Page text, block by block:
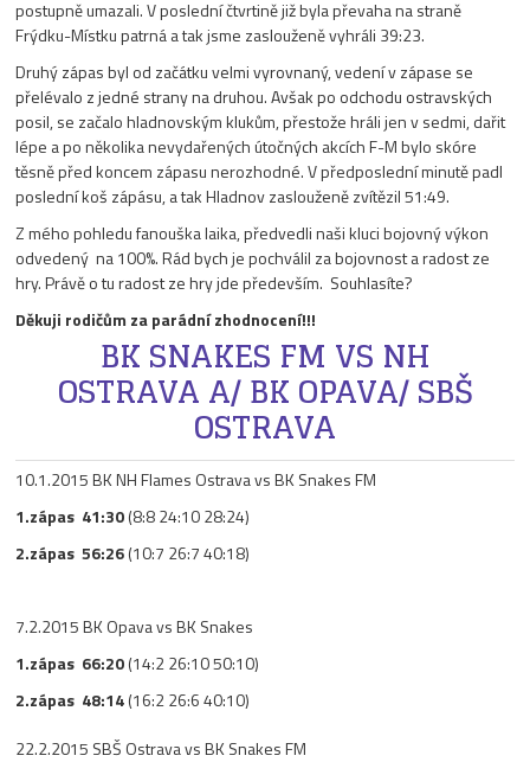
postupně umazali. V poslední čtvrtině již byla převaha na straně
Frýdku-Místku patrná a tak jsme zaslouženě vyhráli 39:23.
Druhý zápas byl od začátku velmi vyrovnaný, vedení v zápase se
přelévalo z jedné strany na druhou. Avšak po odchodu ostravských
posil, se začalo hladnovským klukům, přestože hráli jen v sedmi, dařit
lépe a po několika nevydařených útočných akcích F-M bylo skóre
těsně před koncem zápasu nerozhodné. V předposlední minutě padl
poslední koš zápásu, a tak Hladnov zaslouženě zvítězil 51:49.
Z mého pohledu fanouška laika, předvedli naši kluci bojovný výkon
odvedený na 100%. Rád bych je pochválil za bojovnost a radost ze
hry. Právě o tu radost ze hry jde především. Souhlasíte?
Děkuji rodičům za parádní zhodnocení!!!
BK SNAKES FM VS NH
OSTRAVA A/ BK OPAVA/ SBŠ
OSTRAVA
10.1.2015 BK NH Flames Ostrava vs BK Snakes FM
1.zápas 41:30(8:8 24:10 28:24)
2.zápas 56:26(10:7 26:7 40:18)
7.2.2015 BK Opava vs BK Snakes
1.zápas 66:20(14:2 26:10 50:10)
2.zápas 48:14(16:2 26:6 40:10)
22.2.2015 SBŠ Ostrava vs BK Snakes FM